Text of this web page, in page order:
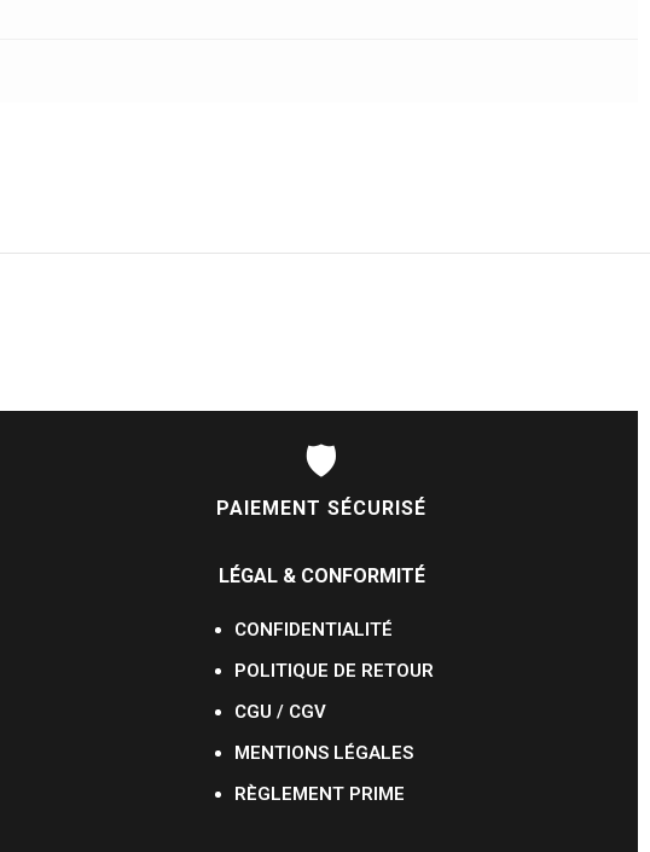
🛡️
PAIEMENT SÉCURISÉ
LÉGAL & CONFORMITÉ
CONFIDENTIALITÉ
POLITIQUE DE RETOUR
CGU / CGV
MENTIONS LÉGALES
RÈGLEMENT PRIME